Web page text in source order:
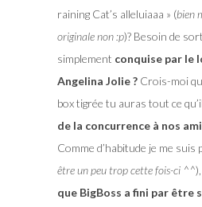
raining Cat’s alleluiaaa » (bien
originale non :p)? Besoin de
simplement conquise par le
Angelina Jolie ?Crois-moi
box tigrée tu auras tout ce
de la concurrence à nos
Comme d’habitude je me suis
être un peu trop cette fois-ci ^^
que BigBoss a fini par être